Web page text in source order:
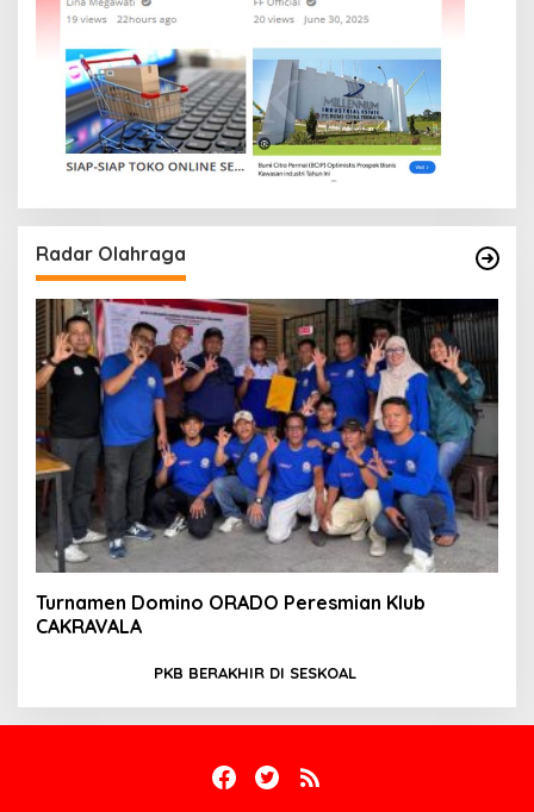
Radar Olahraga
Turnamen Domino ORADO Peresmian Klub
CAKRAVALA
PKB BERAKHIR DI SESKOAL